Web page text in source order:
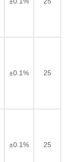
±0.1% 25
±0.1% 25